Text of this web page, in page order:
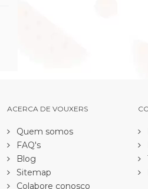
ACERCA DE VOUXERS
Quem somos
FAQ's
Blog
Sitemap
Colabore conosco